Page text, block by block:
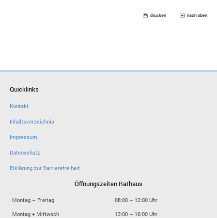
drucken nach oben
Quicklinks
Kontakt
Inhaltsverzeichnis
Impressum
Datenschutz
Erklärung zur Barrierefreiheit
Öffnungszeiten Rathaus
Montag – Freitag
08:00 – 12:00 Uhr
Montag + Mittwoch
13:00 – 16:00 Uhr